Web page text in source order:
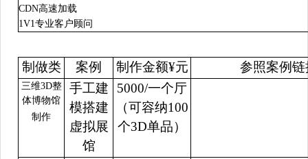
CDN高速加载
1V1专业客户顾问
制做类 案例 制作金额¥元 参照案例链
三维3D整
体博物馆
制作
手工建
模搭建
虚拟展
馆
5000/一个厅
（可容纳100
个3D单品）